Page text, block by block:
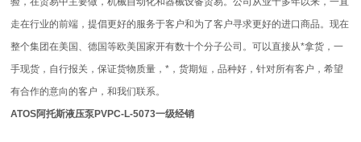
走在行业的前端，提倡更好的服务于客户和为了客户寻求更好的进口商品。现在
整个集团在美国、德国等欧美国家开有数十个分子公司。可以直接从*拿货，一
手现货，自行报关，保证货物质量，*，货期短，品种好，针对所有客户，希望
有合作的意向的客户，和我们联系。
ATOS阿托斯液压泵PVPC-L-5073一级经销